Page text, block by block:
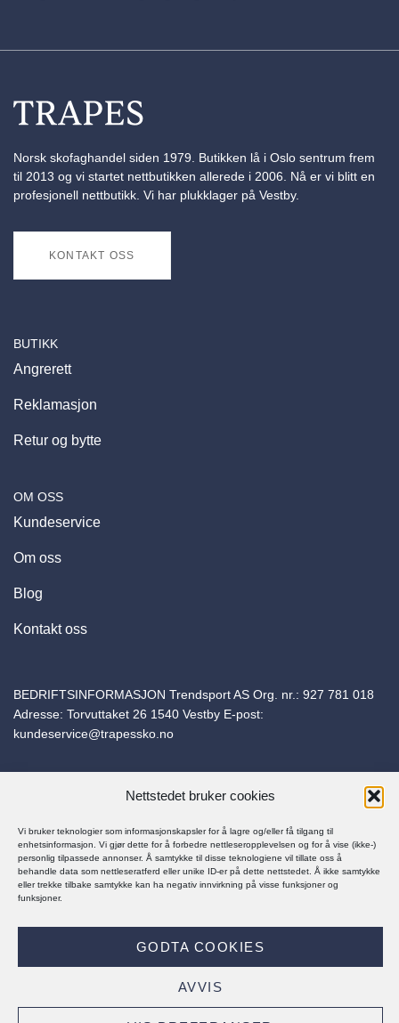
Nettstedet bruker cookies
Vi bruker teknologier som informasjonskapsler for å lagre og/eller få tilgang til
enhetsinformasjon. Vi gjør dette for å forbedre nettleseropplevelsen og for å vise (ikke-)
personlig tilpassede annonser. Å samtykke til disse teknologiene vil tillate oss å
behandle data som nettleseratferd eller unike ID-er på dette nettstedet. Å ikke samtykke
eller trekke tilbake samtykke kan ha negativ innvirkning på visse funksjoner og
funksjoner.
GODTA COOKIES
AVVIS
Norsk skofaghandel siden 1979. Butikken lå i Oslo sentrum frem
til 2013 og vi startet nettbutikken allerede i 2006. Nå er vi blitt en
profesjonell nettbutikk. Vi har plukklager på Vestby.
KONTAKT OSS
BUTIKK
Angrerett
Reklamasjon
Retur og bytte
OM OSS
Kundeservice
Om oss
Blog
Kontakt oss
BEDRIFTSINFORMASJON Trendsport AS Org. nr.: 927 781 018
Adresse: Torvuttaket 26 1540 Vestby E-post:
kundeservice@trapessko.no
© Trapes Sko 2025
PERSONVERNERKLÆRING
MasterCardKlarna